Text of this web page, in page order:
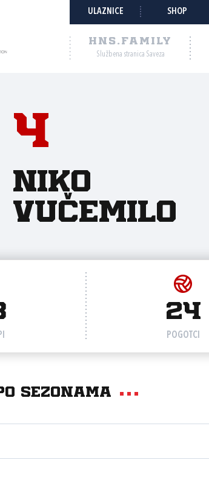
ULAZNICE SHOP
HNS.FAMILY
Službena stranica Saveza
4
Niko
Vučemilo
24
POGOTCI
sezonama